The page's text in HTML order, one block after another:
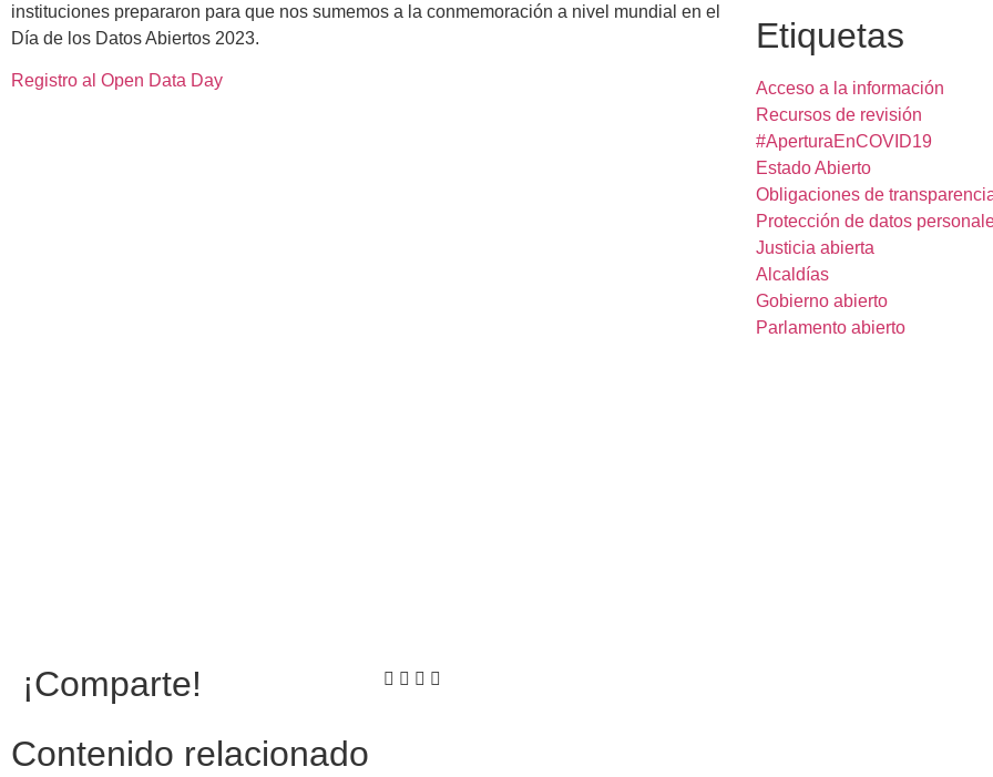
instituciones prepararon para que nos sumemos a la conmemoración a nivel mundial en el
Día de los Datos Abiertos 2023.
Registro al Open Data Day
¡Comparte!
Etiquetas
Acceso a la información
Recursos de revisión
#AperturaEnCOVID19
Estado Abierto
Obligaciones de
Protección de datos
Justicia abierta
Alcaldías
Gobierno abierto
Parlamento abierto
Contenido relacionado